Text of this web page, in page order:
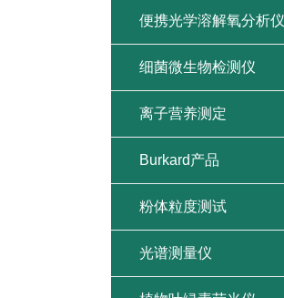
便携光学溶解氧分析仪
细菌微生物检测仪
离子营养测定
Burkard产品
粉体粒度测试
光谱测量仪